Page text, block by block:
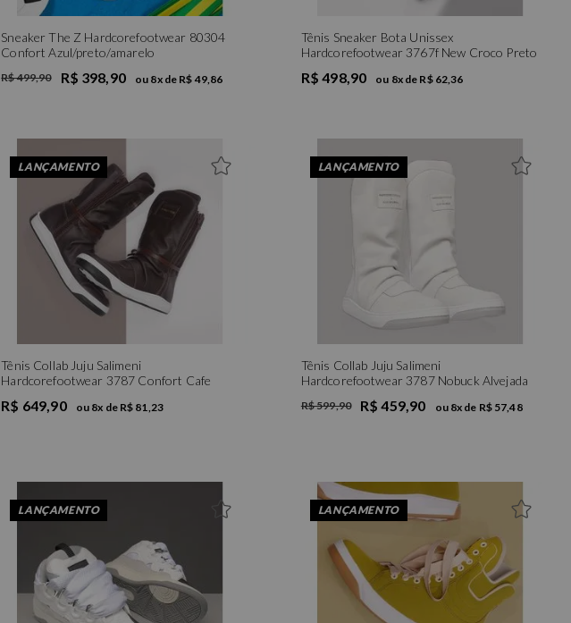
Sneaker The Z Hardcorefootwear 80304
Confort Azul/preto/amarelo
R$ 499,90 R$ 398,90 ou 8x de R$ 49,86
Tênis Sneaker Bota Unissex
Hardcorefootwear 3767f New Croco Preto
R$ 498,90 ou 8x de R$ 62,36
LANÇAMENTO
Tênis Collab Juju Salimeni
Hardcorefootwear 3787 Confort Cafe
R$ 649,90 ou 8x de R$ 81,23
LANÇAMENTO
Tênis Collab Juju Salimeni
Hardcorefootwear 3787 Nobuck Alvejada
R$ 599,90 R$ 459,90 ou 8x de R$ 57,48
LANÇAMENTO LANÇAMENTO